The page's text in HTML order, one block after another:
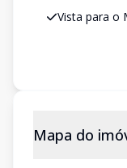
Vista para o
Mapa do